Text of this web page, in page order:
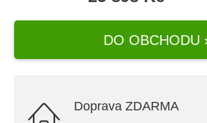
DO OBCHODU
Doprava ZDARMA